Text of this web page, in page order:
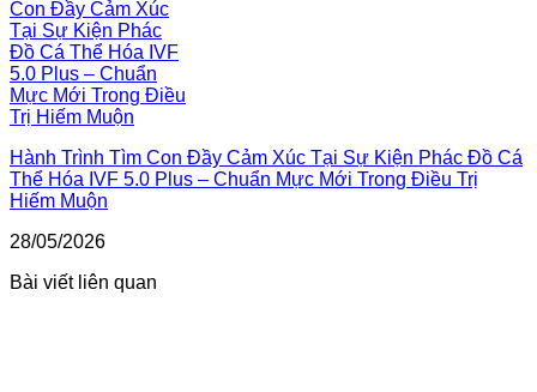
Hành Trình Tìm Con Đầy Cảm Xúc Tại Sự Kiện Phác Đồ Cá
Thể Hóa IVF 5.0 Plus – Chuẩn Mực Mới Trong Điều Trị
Hiếm Muộn
28/05/2026
Bài viết liên quan